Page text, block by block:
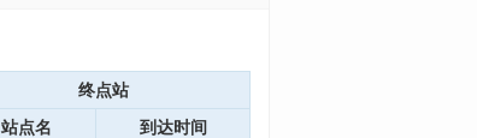
终点站
站点名
到达时间